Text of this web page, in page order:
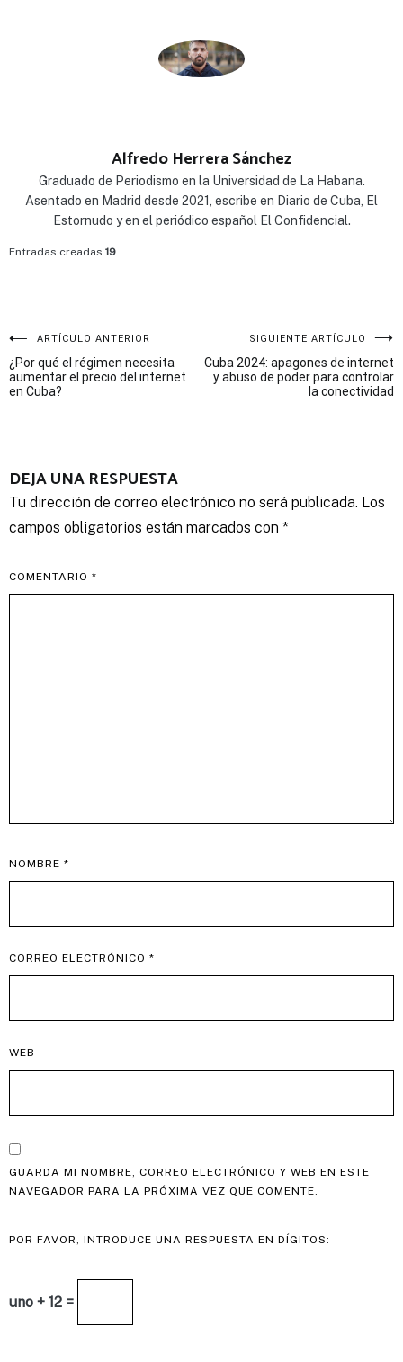
Alfredo Herrera Sánchez
Graduado de Periodismo en la Universidad de La Habana.
Asentado en Madrid desde 2021, escribe en Diario de Cuba, El
Estornudo y en el periódico español El Confidencial.
Entradas creadas 19
Navegación
de
ARTÍCULO ANTERIOR
¿Por qué el régimen necesita
aumentar el precio del internet
en Cuba?
SIGUIENTE ARTÍCULO
Cuba 2024: apagones de internet
y abuso de poder para controlar
la conectividad
DEJA UNA RESPUESTA
Tu dirección de correo electrónico no será publicada. Los
campos obligatorios están marcados con *
COMENTARIO *
NOMBRE *
CORREO ELECTRÓNICO *
WEB
GUARDA MI NOMBRE, CORREO ELECTRÓNICO Y WEB EN ESTE
NAVEGADOR PARA LA PRÓXIMA VEZ QUE COMENTE.
POR FAVOR, INTRODUCE UNA RESPUESTA EN DÍGITOS:
uno + 12 =